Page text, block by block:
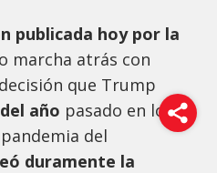
publicada hoy por la
marcha atrás con
que Trump
año pasado en los
del
duramente la